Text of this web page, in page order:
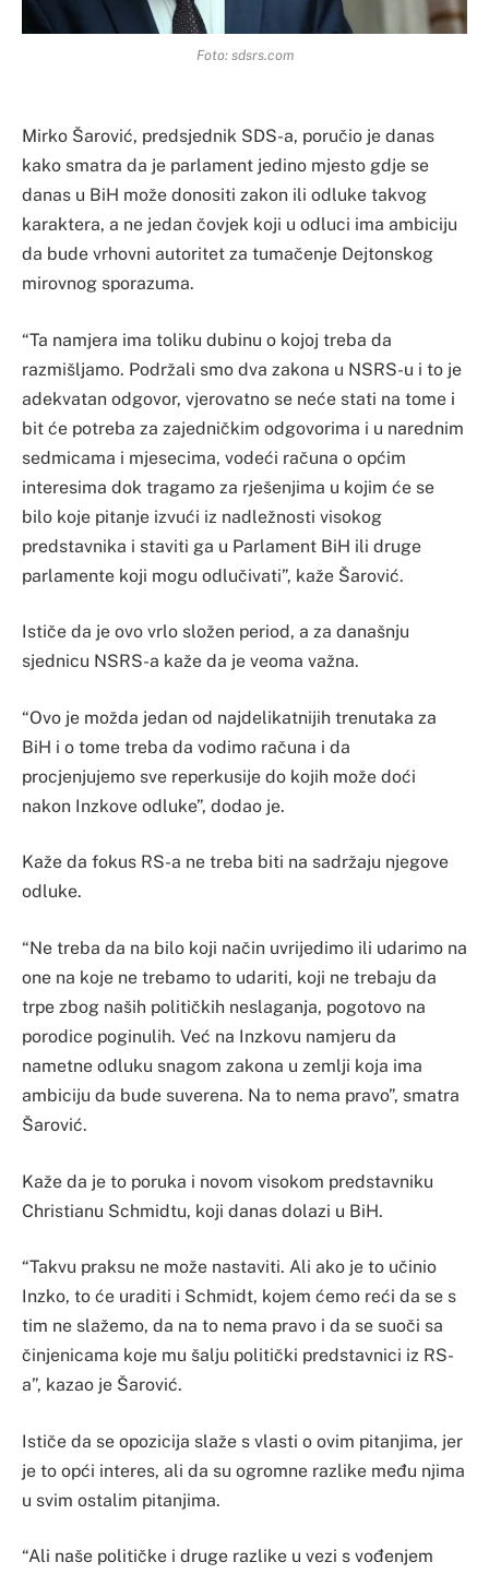
Foto: sdsrs.com
Mirko Šarović, predsjednik SDS-a, poručio je danas
kako smatra da je parlament jedino mjesto gdje se
danas u BiH može donositi zakon ili odluke takvog
karaktera, a ne jedan čovjek koji u odluci ima ambiciju
da bude vrhovni autoritet za tumačenje Dejtonskog
mirovnog sporazuma.
“Ta namjera ima toliku dubinu o kojoj treba da
razmišljamo. Podržali smo dva zakona u NSRS-u i to je
adekvatan odgovor, vjerovatno se neće stati na tome i
bit će potreba za zajedničkim odgovorima i u narednim
sedmicama i mjesecima, vodeći računa o općim
interesima dok tragamo za rješenjima u kojim će se
bilo koje pitanje izvući iz nadležnosti visokog
predstavnika i staviti ga u Parlament BiH ili druge
parlamente koji mogu odlučivati”, kaže Šarović.
Ističe da je ovo vrlo složen period, a za današnju
sjednicu NSRS-a kaže da je veoma važna.
“Ovo je možda jedan od najdelikatnijih trenutaka za
BiH i o tome treba da vodimo računa i da
procjenjujemo sve reperkusije do kojih može doći
nakon Inzkove odluke”, dodao je.
Kaže da fokus RS-a ne treba biti na sadržaju njegove
odluke.
“Ne treba da na bilo koji način uvrijedimo ili udarimo na
one na koje ne trebamo to udariti, koji ne trebaju da
trpe zbog naših političkih neslaganja, pogotovo na
porodice poginulih. Već na Inzkovu namjeru da
nametne odluku snagom zakona u zemlji koja ima
ambiciju da bude suverena. Na to nema pravo”, smatra
Šarović.
Kaže da je to poruka i novom visokom predstavniku
Christianu Schmidtu, koji danas dolazi u BiH.
“Takvu praksu ne može nastaviti. Ali ako je to učinio
Inzko, to će uraditi i Schmidt, kojem ćemo reći da se s
tim ne slažemo, da na to nema pravo i da se suoči sa
činjenicama koje mu šalju politički predstavnici iz RS-
a”, kazao je Šarović.
Ističe da se opozicija slaže s vlasti o ovim pitanjima, jer
je to opći interes, ali da su ogromne razlike među njima
u svim ostalim pitanjima.
“Ali naše političke i druge razlike u vezi s vođenjem